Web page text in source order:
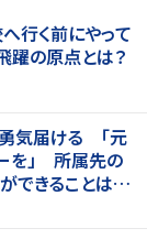
行く前にやって
躍の原点とは？
勇気届ける 「元
を」 所属先の
できることは当